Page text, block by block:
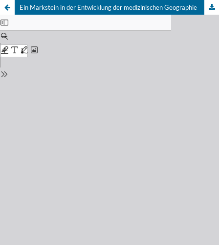
Ein Markstein in der Entwicklung der medizinischen Geographie